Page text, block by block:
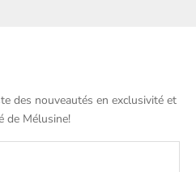
des nouveautés en exclusivité et
de Mélusine!